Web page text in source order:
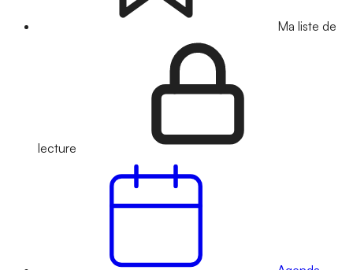
Ma liste de
lecture